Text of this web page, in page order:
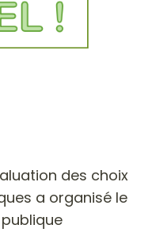
des choix
a organisé le